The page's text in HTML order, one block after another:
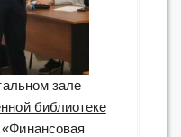
зале
библиотеке